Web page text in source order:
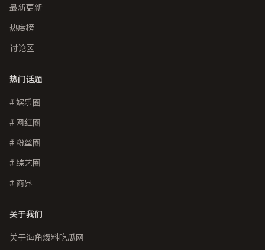
最新更新
热度榜
讨论区
热门话题
# 娱乐圈
# 网红圈
# 粉丝圈
# 综艺圈
# 商界
关于我们
关于海角爆料吃瓜网